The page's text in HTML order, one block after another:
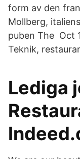
form av den
Mollberg,
puben The Oct
Teknik,
Lediga